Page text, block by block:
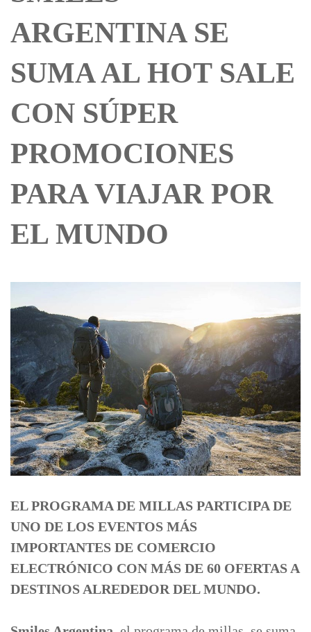
ARGENTINA SE
SUMA AL HOT SALE
CON SÚPER
PROMOCIONES
PARA VIAJAR POR
EL MUNDO
EL PROGRAMA DE MILLAS PARTICIPA DE
UNO DE LOS EVENTOS MÁS
IMPORTANTES DE COMERCIO
ELECTRÓNICO CON MÁS DE 60 OFERTAS A
DESTINOS ALREDEDOR DEL MUNDO.